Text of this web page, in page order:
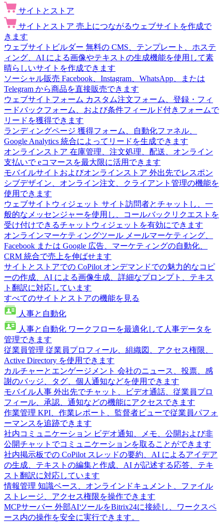
サイトとストア
サイトとストア 売上につながるウェブサイトを作成で
きます
ウェブサイトビルダー 無料の CMS、テンプレート、ホステ
ィング、AI による画像やテキストの生成機能を使用して素
晴らしいサイトを作成できます
ソーシャル販売 Facebook、Instagram、WhatsApp、または
Telegram から商品を直接販売できます
ウェブサイトフォーム カスタム注文フォーム、登録・フィ
ードバックフォーム、および条件フィールド付きフォームで
リードを獲得できます
ランディングページ 獲得フォーム、自動化ファネル、
Google Analytics 統合によってリードを生成できます
オンラインストア 在庫管理、注文処理、配送、オンライン
支払いで eコマースを最大限に活用できます
モバイルサイトおよびオンラインストア 外出先でレスポン
シブデザイン、オンライン注文、クライアント管理の機能を
使用できます
ウェブサイトウィジェット サイト訪問者とチャットし、一
般的なメッセンジャーを使用し、コールバックリクエストを
受け付けできるチャットウィジェットを有効にできます
オンラインマーケティングツール メールマーケティング、
Facebook または Google 広告、マーケティングの自動化、
CRM 統合で売上を伸ばせます
サイトとストアでの CoPilot オンデマンドでの魅力的なコピ
ーの作成、AI による画像生成、詳細なプロンプト、テキス
ト翻訳に対応しています
すべてのサイトとストアの機能を見る
人事と自動化
人事と自動化 ワークフローを最適化して人事データを
管理できます
従業員管理 従業員プロフィール、組織図、アクセス権限、
Active Directory を使用できます
カルチャーとエンゲージメント 会社のニュース、投票、感
謝のバッジ、タグ、個人通知などを使用できます
モバイル人事 外出先でチャット、ビデオ通話、従業員プロ
フィール、承認、通知などの機能にアクセスできます
作業管理 KPI、作業レポート、監督者ビューで従業員パフォ
ーマンスを追跡できます
社内コミュニケーション ビデオ通知、メモ、公開および非
公開チャットでコミュニケーションを取ることができます
社内掲示板での CoPilot スレッドの要約、AI によるアイデア
の生成、テキストの編集と作成、AI が記述する応答、テキ
スト翻訳に対応しています
情報管理 知識ベース、オンラインドキュメント、ファイル
ストレージ、アクセス権限を操作できます
MCPサーバー 外部AIツールをBitrix24に接続し、ワークスペ
ース内の操作を安全に実行できます。